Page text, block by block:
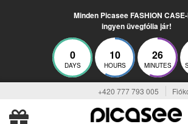
Minden Picasee FASHION
ingyen üvegfólia jár!
0
DAYS
10
HOURS
26
MINUTES
+420 777 793 005